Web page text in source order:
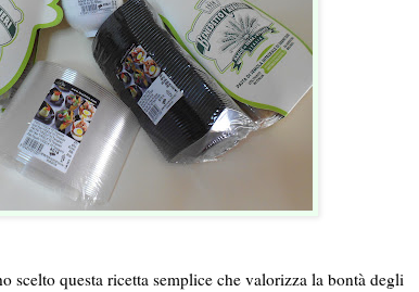
scelto questa ricetta semplice che valorizza la bontà degli